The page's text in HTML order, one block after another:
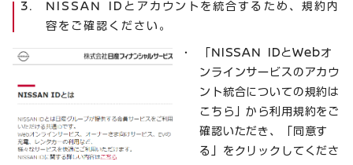
NISSAN IDとアカウントを統合するため、規約内
容をご確認ください。
「NISSAN IDとWebオ
ンラインサービスのアカウ
ント統合についての規約は
こちら」から利用規約をご
確認いただき、「同意す
る」をクリックしてくださ